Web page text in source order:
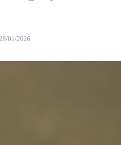
28/01/2026